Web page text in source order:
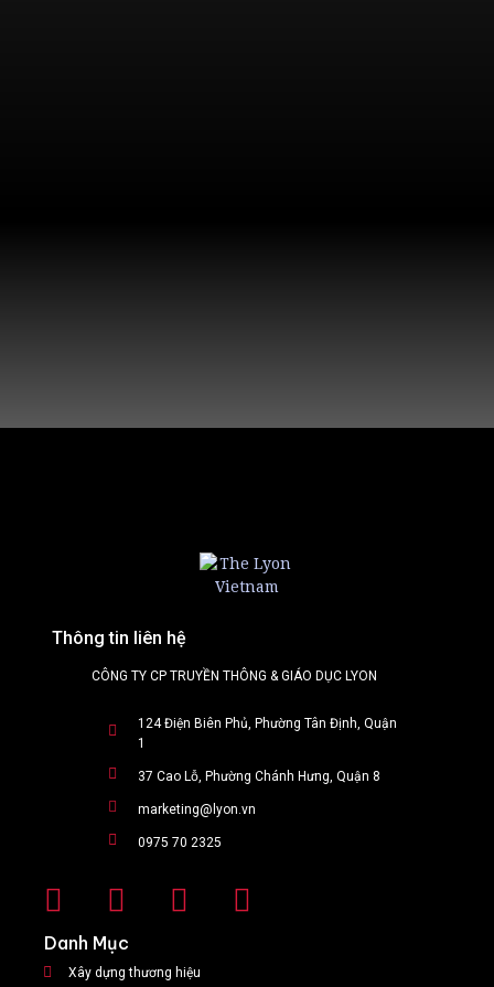
Thông tin liên hệ
CÔNG TY CP TRUYỀN THÔNG & GIÁO DỤC LYON
124 Điện Biên Phủ, Phường Tân Định, Quận
1
37 Cao Lỗ, Phường Chánh Hưng, Quận 8
marketing@lyon.vn
0975 70 2325
Danh Mục
Xây dựng thương hiệu